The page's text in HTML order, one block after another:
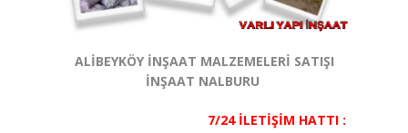
Betokontak Astar
Alçı Yapıştırma Malzemesi
ALİBEYKÖY İNŞAAT MALZEMELERİ SATIŞI
İNŞAAT NALBURU
7/24 İLETİŞİM HATTI :